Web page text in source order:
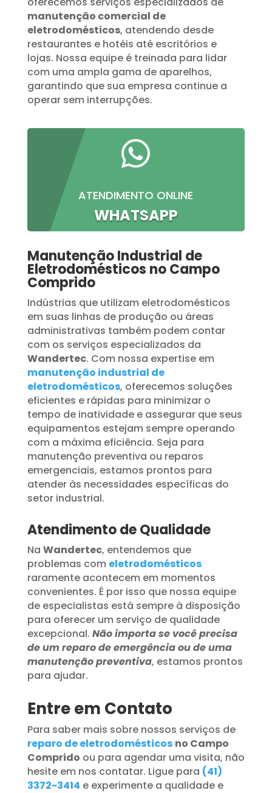
manutenção comercial de
eletrodomésticos, atendendo desde
restaurantes e hotéis até escritórios e
lojas. Nossa equipe é treinada para lidar
com uma ampla gama de aparelhos,
garantindo que sua empresa continue a
operar sem interrupções.

ATENDIMENTO ONLINE
WHATSAPP
Manutenção Industrial de
Eletrodomésticos no Campo
Comprido
Indústrias que utilizam eletrodomésticos
em suas linhas de produção ou áreas
administrativas também podem contar
com os serviços especializados da
Wandertec. Com nossa expertise em
manutenção industrial de
eletrodomésticos, oferecemos soluções
eficientes e rápidas para minimizar o
tempo de inatividade e assegurar que seus
equipamentos estejam sempre operando
com a máxima eficiência. Seja para
manutenção preventiva ou reparos
emergenciais, estamos prontos para
atender às necessidades específicas do
setor industrial.
Atendimento de Qualidade
Na Wandertec, entendemos que
problemas com eletrodomésticos
raramente acontecem em momentos
convenientes. É por isso que nossa equipe
de especialistas está sempre à disposição
para oferecer um serviço de qualidade
excepcional. Não importa se você precisa
de um reparo de emergência ou de uma
manutenção preventiva, estamos prontos
para ajudar.
Entre em Contato
Para saber mais sobre nossos serviços de
reparo de eletrodomésticos no Campo
Comprido ou para agendar uma visita, não
hesite em nos contatar. Ligue para (41)
3372-3414 e experimente a qualidade e